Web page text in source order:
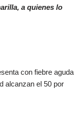
a quienes lo
con fiebre aguda
alcanzan el 50 por